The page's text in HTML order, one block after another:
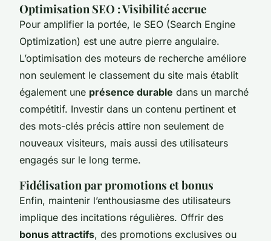
Optimisation SEO : Visibilité accrue
Pour amplifier la portée, le SEO (Search Engine
Optimization) est une autre pierre angulaire.
L’optimisation des moteurs de recherche améliore
non seulement le classement du site mais établit
également une présence durable dans un marché
compétitif. Investir dans un contenu pertinent et
des mots-clés précis attire non seulement de
nouveaux visiteurs, mais aussi des utilisateurs
engagés sur le long terme.
Fidélisation par promotions et bonus
Enfin, maintenir l’enthousiasme des utilisateurs
implique des incitations régulières. Offrir des
bonus attractifs, des promotions exclusives ou